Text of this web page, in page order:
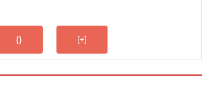
{} [+]